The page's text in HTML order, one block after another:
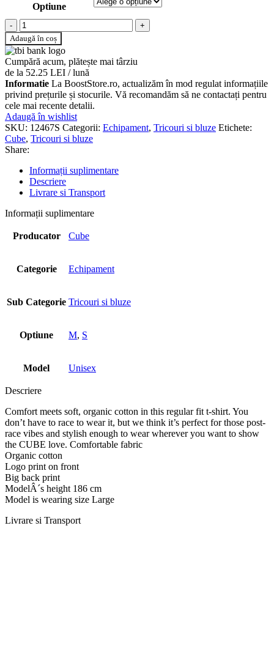
Optiune
Cantitate TRICOU CUBE ORGANIC T-SHIRT MOUNTAINS
Adaugă în coș
Cumpără acum, plătește mai târziu
de la 52.25 LEI / lună
Informatie La BoostStore.ro, actualizăm în mod regulat informațiile
privind prețurile și stocurile. Vă recomandăm să ne contactați pentru
cele mai recente detalii.
Adaugă în wishlist
SKU: 12467S Categorii: Echipament, Tricouri si bluze Etichete:
Cube, Tricouri si bluze
Share:
Informații suplimentare
Descriere
Livrare si Transport
Informații suplimentare
Producator Cube
Categorie Echipament
Sub Categorie Tricouri si bluze
Optiune M, S
Model Unisex
Descriere
Comfort meets soft, organic cotton in this regular fit t-shirt. You
don’t have to race to wear it, but we think it’s perfect for those post-
race vibes and stylish enough to wear wherever you want to show
the CUBE love. Comfortable fabric
Organic cotton
Logo print on front
Big back print
ModelÂ´s height 186 cm
Model is wearing size Large
Livrare si Transport